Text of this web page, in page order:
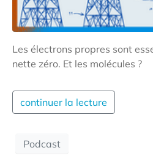
Les électrons propres sont
nette zéro. Et les molécules ?
continuer la lecture
Podcast